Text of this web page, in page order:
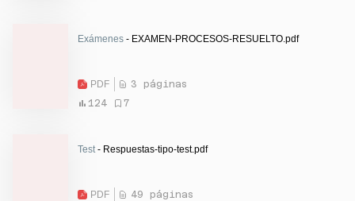
Exámenes - EXAMEN-PROCESOS-RESUELTO.pdf
PDF
3 páginas
124
7
Test - Respuestas-tipo-test.pdf
PDF
49 páginas